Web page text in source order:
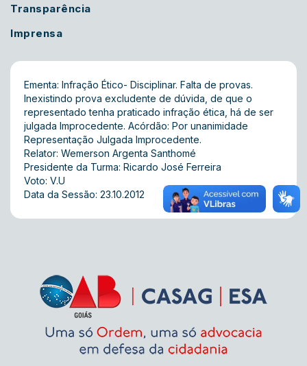
Transparência
Imprensa
Ementa: Infração Ético- Disciplinar. Falta de provas.
Inexistindo prova excludente de dúvida, de que o
representado tenha praticado infração ética, há de ser
julgada Improcedente. Acórdão: Por unanimidade
Representação Julgada Improcedente.
Relator: Wemerson Argenta Santhomé
Presidente da Turma: Ricardo José Ferreira
Voto: V.U
Data da Sessão: 23.10.2012